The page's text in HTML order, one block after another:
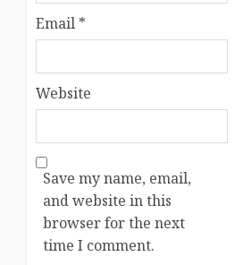
Email *
Website
Save my name, email,
and website in this
browser for the next
time I comment.